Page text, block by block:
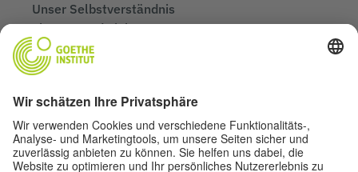
Unser Selbstverständnis
Themen und Ziele
Mitglieder
Kontakt
Folgen Sie uns
Instagram ADIR